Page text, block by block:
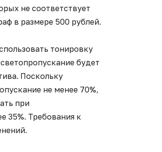
не соответствует
в размере 500 рублей.
тонировку
будет
Поскольку
не менее 70%,
при
35%. Требования к